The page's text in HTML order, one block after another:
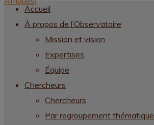
Accueil
À propos de l’Observatoire
Mission et vision
Expertises
Équipe
Chercheurs
Chercheurs
Par regroupement thématique